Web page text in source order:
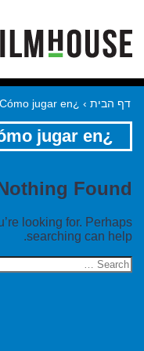
דף הבית ›
¿Cómo jugar en
¿Cómo jugar en
Found
looking for. Perhaps
searching can help.
Search
for: